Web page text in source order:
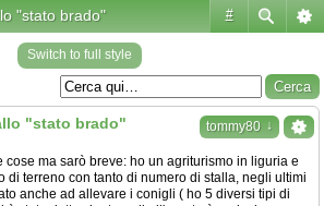
#
"stato brado"
Switch to full style
tommy80 ↓
"stato brado"
cose ma sarò breve: ho un agriturismo in liguria e
di terreno con tanto di numero di stalla, negli ultimi
anche ad allevare i conigli ( ho 5 diversi tipi di